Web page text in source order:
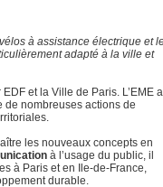
à assistance électrique et
adapté à la ville et
et la Ville de Paris. L’EME a
nombreuses actions de
les nouveaux concepts en
à l’usage du public, il
à Paris et en Ile-de-France,
durable.